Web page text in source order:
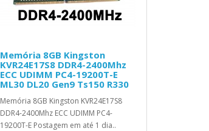
Memória 8GB Kingston
KVR24E17S8 DDR4-2400Mhz
ECC UDIMM PC4-19200T-E
ML30 DL20 Gen9 Ts150 R330
Memória 8GB Kingston KVR24E17S8
DDR4-2400Mhz ECC UDIMM PC4-
19200T-E Postagem em até 1 dia..